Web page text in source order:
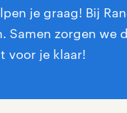
je graag! Bij
Samen zorgen we
voor je klaar!